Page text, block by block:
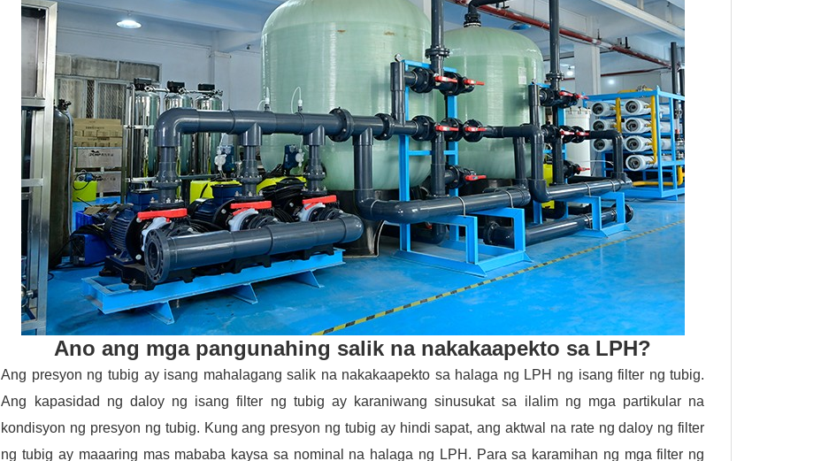
Ano ang mga pangunahing salik na nakakaapekto sa LPH?
Ang presyon ng tubig ay isang mahalagang salik na nakakaapekto sa halaga ng LPH ng isang filter ng tubig.
Ang kapasidad ng daloy ng isang filter ng tubig ay karaniwang sinusukat sa ilalim ng mga partikular na
kondisyon ng presyon ng tubig. Kung ang presyon ng tubig ay hindi sapat, ang aktwal na rate ng daloy ng filter
ng tubig ay maaaring mas mababa kaysa sa nominal na halaga ng LPH. Para sa karamihan ng mga filter ng